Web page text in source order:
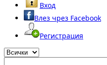
Вход
Влез чрез Facebook
Регистрация